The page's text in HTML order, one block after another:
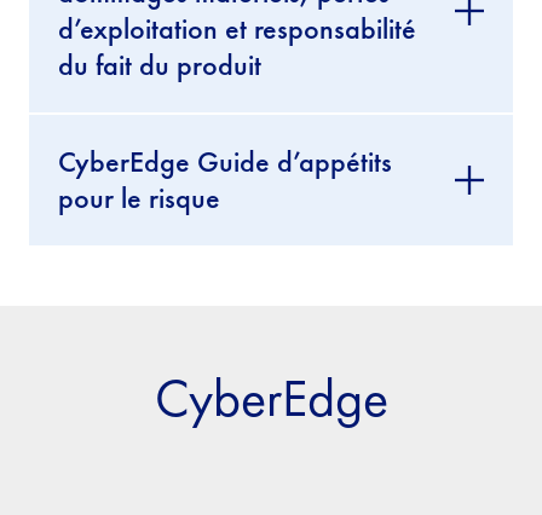
d’exploitation et responsabilité
du fait du produit
CyberEdge Guide d’appétits
pour le risque
CyberEdge